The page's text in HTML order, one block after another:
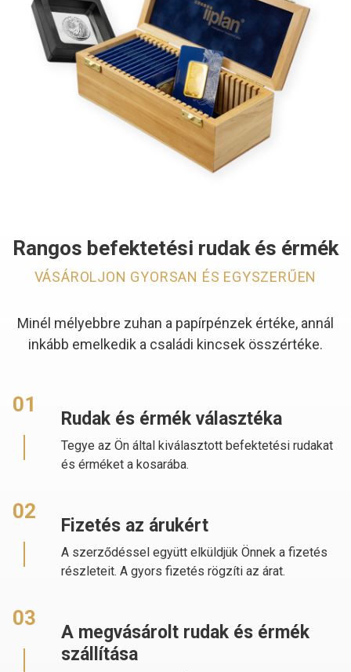
Rangos befektetési rudak és érmék
VÁSÁROLJON GYORSAN ÉS EGYSZERŰEN
Minél mélyebbre zuhan a papírpénzek értéke, annál
inkább emelkedik a családi kincsek összértéke.
01
Rudak és érmék választéka
Tegye az Ön által kiválasztott befektetési rudakat
és érméket a kosarába.
02
Fizetés az árukért
A szerződéssel együtt elküldjük Önnek a fizetés
részleteit. A gyors fizetés rögzíti az árat.
03
A megvásárolt rudak és érmék
szállítása